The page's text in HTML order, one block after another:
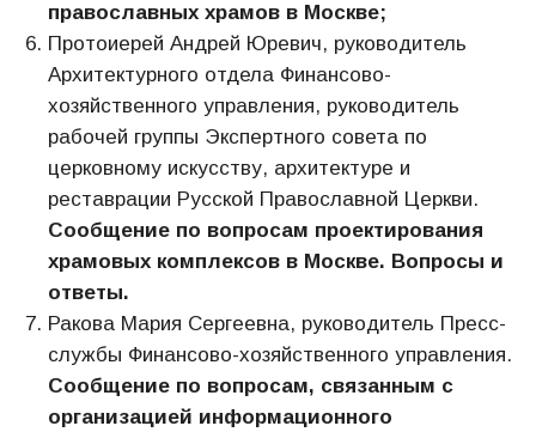
православных храмов в Москве;
Протоиерей Андрей Юревич, руководитель
Архитектурного отдела Финансово-
хозяйственного управления, руководитель
рабочей группы Экспертного совета по
церковному искусству, архитектуре и
реставрации Русской Православной Церкви.
Сообщение по вопросам проектирования
храмовых комплексов в Москве. Вопросы и
ответы.
Ракова Мария Сергеевна, руководитель Пресс-
службы Финансово-хозяйственного управления.
Сообщение по вопросам, связанным с
организацией информационного